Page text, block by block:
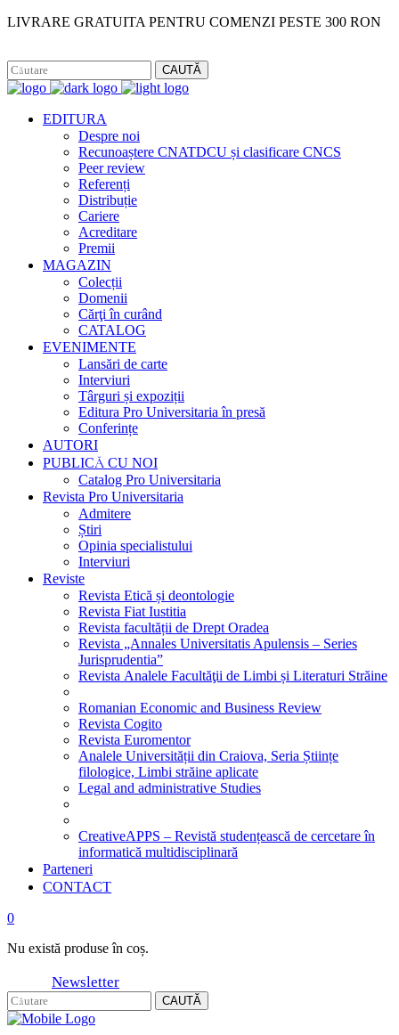
LIVRARE GRATUITA PENTRU COMENZI PESTE 300 RON
CAUTĂ
EDITURA
Despre noi
Recunoaștere CNATDCU și clasificare CNCS
Peer review
Referenți
Distribuție
Cariere
Acreditare
Premii
MAGAZIN
Colecții
Domenii
Cărţi în curând
CATALOG
EVENIMENTE
Lansări de carte
Interviuri
Târguri și expoziții
Editura Pro Universitaria în presă
Conferințe
AUTORI
PUBLICĂ CU NOI
Catalog Pro Universitaria
Revista Pro Universitaria
Admitere
Știri
Opinia specialistului
Interviuri
Reviste
Revista Etică și deontologie
Revista Fiat Iustitia
Revista facultății de Drept Oradea
Revista „Annales Universitatis Apulensis – Series
Jurisprudentia”
Revista Analele Facultăţii de Limbi și Literaturi Străine
Romanian Economic and Business Review
Revista Cogito
Revista Euromentor
Analele Universității din Craiova, Seria Științe
filologice, Limbi străine aplicate
Legal and administrative Studies
CreativeAPPS – Revistă studențească de cercetare în
informatică multidisciplinară
Parteneri
CONTACT
0
Nu există produse în coș.
Newsletter
CAUTĂ